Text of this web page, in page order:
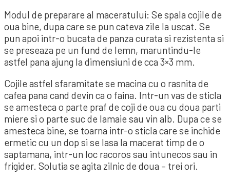
Modul de preparare al maceratului: Se spala cojile de
oua bine, dupa care se pun cateva zile la uscat. Se
pun apoi intr-o bucata de panza curata si rezistenta si
se preseaza pe un fund de lemn, maruntindu-le
astfel pana ajung la dimensiuni de cca 3×3 mm.
Cojile astfel sfaramitate se macina cu o rasnita de
cafea pana cand devin ca o faina. Intr-un vas de sticla
se amesteca o parte praf de coji de oua cu doua parti
miere si o parte suc de lamaie sau vin alb. Dupa ce se
amesteca bine, se toarna intr-o sticla care se inchide
ermetic cu un dop si se lasa la macerat timp de o
saptamana, intr-un loc racoros sau intunecos sau in
frigider. Solutia se agita zilnic de doua – trei ori.